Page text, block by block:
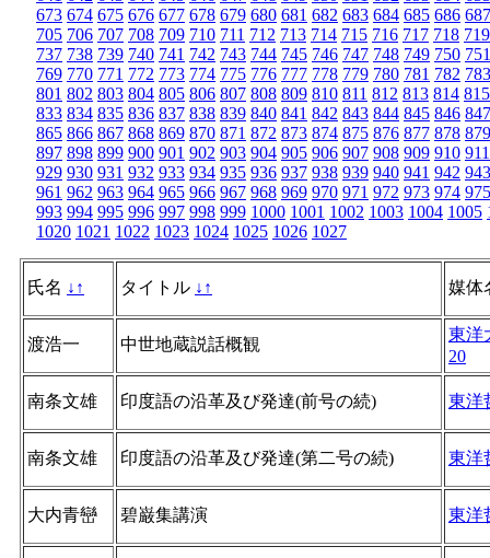
673 674 675 676 677 678 679 680 681 682 683 684 685 686 687
705 706 707 708 709 710 711 712 713 714 715 716 717 718 719
737 738 739 740 741 742 743 744 745 746 747 748 749 750 751
769 770 771 772 773 774 775 776 777 778 779 780 781 782 783
801 802 803 804 805 806 807 808 809 810 811 812 813 814 815
833 834 835 836 837 838 839 840 841 842 843 844 845 846 847
865 866 867 868 869 870 871 872 873 874 875 876 877 878 879
897 898 899 900 901 902 903 904 905 906 907 908 909 910 911
929 930 931 932 933 934 935 936 937 938 939 940 941 942 943
961 962 963 964 965 966 967 968 969 970 971 972 973 974 975
993 994 995 996 997 998 999 1000 1001 1002 1003 1004 1005
1020 1021 1022 1023 1024 1025 1026 1027
氏名 ↓ ↑ タイトル ↓ ↑ 媒体
渡浩一 中世地蔵説話概観
東洋
20
南条文雄 印度語の沿革及び発達(前号の続) 東洋
南条文雄 印度語の沿革及び発達(第二号の続) 東洋
大内青巒 碧巌集講演 東洋